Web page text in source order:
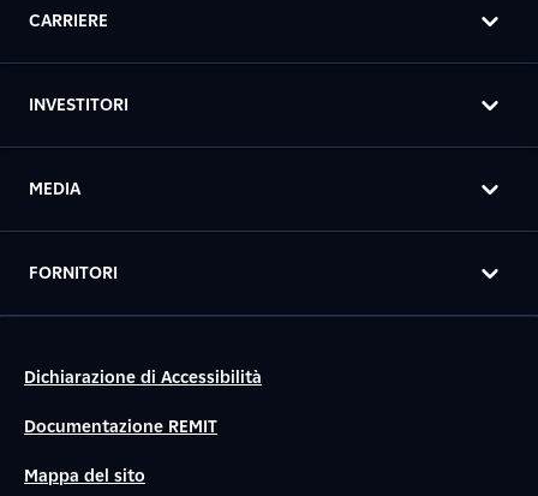
CARRIERE
INVESTITORI
MEDIA
FORNITORI
Dichiarazione di Accessibilità
Documentazione REMIT
Mappa del sito